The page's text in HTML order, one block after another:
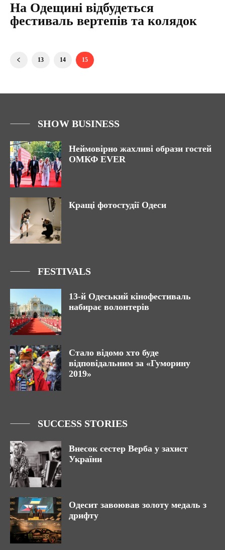
На Одещині відбудеться
фестиваль вертепів та колядок
13 14 15
SHOW BUSINESS
Неймовірно жахливі образи гостей
ОМКФ EVER
Кращі фотостудії Одеси
FESTIVALS
13-й Одеський кінофестиваль
набирає волонтерів
Стало відомо хто буде
відповідальним за «Гуморину
2019»
SUCCESS STORIES
Внесок сестер Верба у захист
України
Одесит завоював золоту медаль з
дрифту